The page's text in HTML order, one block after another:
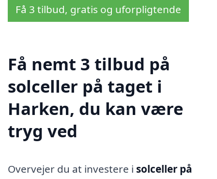
Få 3 tilbud, gratis og uforpligtende
Få nemt 3 tilbud på
solceller på taget i
Harken, du kan være
tryg ved
Overvejer du at investere i solceller på